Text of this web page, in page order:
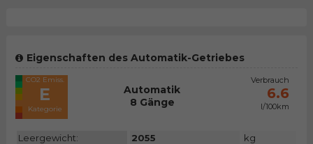
Eigenschaften des Automatik-Getriebes
CO2 Emiss.
E
Kategorie
Automatik
8 Gänge
Verbrauch
6.6
l/100km
Leergewicht: 2055
kg